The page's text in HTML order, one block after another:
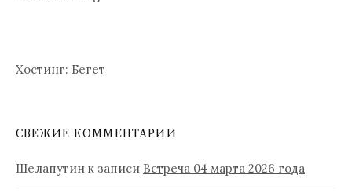
Хостинг: Бегет
СВЕЖИЕ КОММЕНТАРИИ
Шелапутин к записи Встреча 04 марта 2026 года